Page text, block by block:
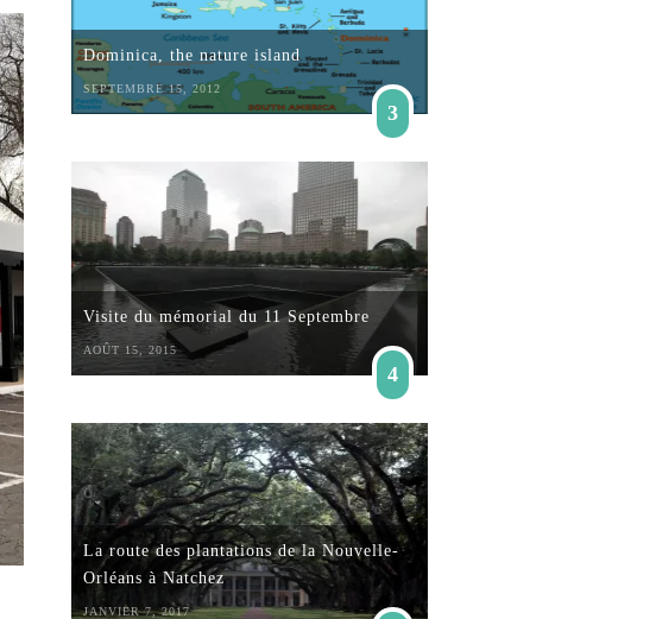
Dominica, the nature island
SEPTEMBRE 15, 2012
3
Visite du mémorial du 11 Septembre
AOÛT 15, 2015
4
La route des plantations de la Nouvelle-
Orléans à Natchez
JANVIER 7, 2017